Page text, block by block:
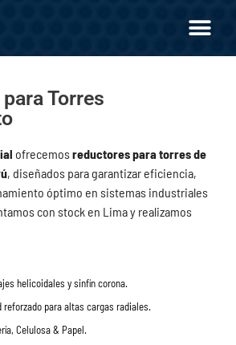
Torres
ofrecemosreductores para torres de
, diseñados para garantizar eficiencia,
óptimo en sistemas industriales
con stock en Lima y realizamos
helicoidales y sinfín corona.
reforzado para altas cargas radiales.
Celulosa & Papel.